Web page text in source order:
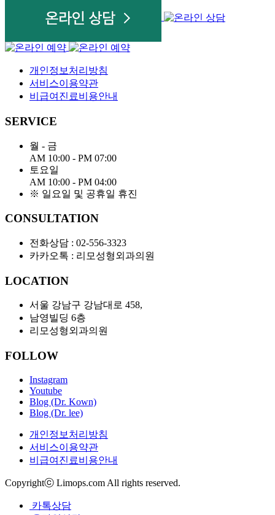
개인정보처리방침
서비스이용약관
비급여진료비용안내
SERVICE
월 - 금
AM 10:00 - PM 07:00
토요일
AM 10:00 - PM 04:00
※ 일요일 및 공휴일 휴진
CONSULTATION
전화상담 : 02-556-3323
카카오톡 : 리모성형외과의원
LOCATION
서울 강남구 강남대로 458,
남영빌딩 6층
리모성형외과의원
FOLLOW
Instagram
Youtube
Blog (Dr. Kown)
Blog (Dr. lee)
개인정보처리방침
서비스이용약관
비급여진료비용안내
Copyrightⓒ Limops.com All rights reserved.
카톡상담